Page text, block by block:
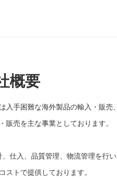
概要
入手困難な海外製品の輸入・販売、
売を主な事業としております。
仕入、品質管理、物流管理を行い
ストで提供しております。